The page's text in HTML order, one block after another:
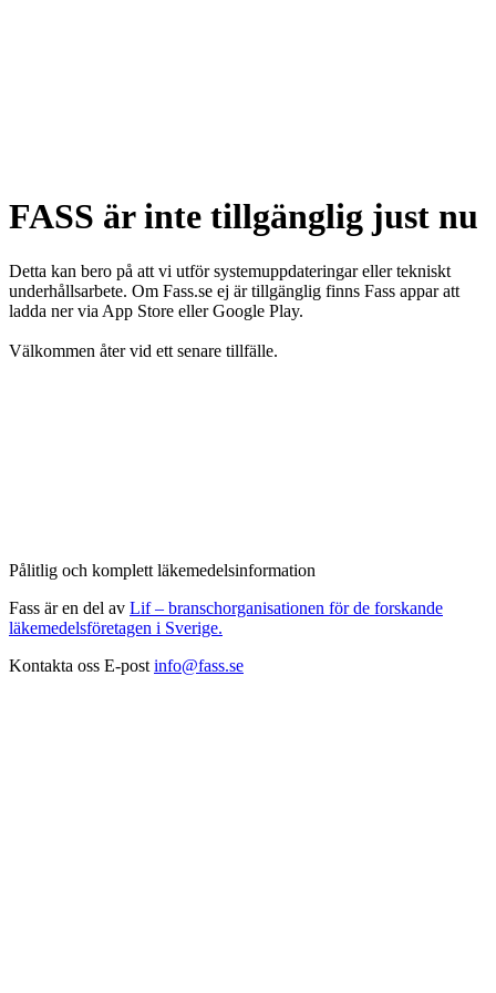
FASS är inte tillgänglig just nu
Detta kan bero på att vi utför systemuppdateringar eller tekniskt
underhållsarbete. Om Fass.se ej är tillgänglig finns Fass appar att
ladda ner via App Store eller Google Play.
Välkommen åter vid ett senare tillfälle.
Pålitlig och komplett läkemedelsinformation
Fass är en del av Lif – branschorganisationen för de forskande
läkemedelsföretagen i Sverige.
Kontakta oss E-post info@fass.se